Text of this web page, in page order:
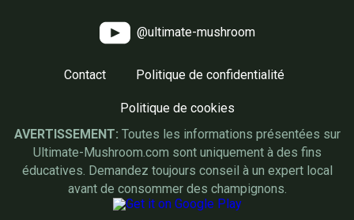
@ultimate-mushroom
Contact Politique de confidentialité
Politique de cookies
AVERTISSEMENT: Toutes les informations présentées sur
Ultimate-Mushroom.com sont uniquement à des fins
éducatives. Demandez toujours conseil à un expert local
avant de consommer des champignons.